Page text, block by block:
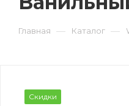
Главная — Каталог —
Скидки